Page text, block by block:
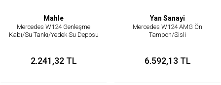
Mahle
Mercedes W124 Genleşme
Kabı/Su Tankı/Yedek Su Deposu
2.241,32 TL
Yan Sanayi
Mercedes W124 AMG Ön
Tampon/Sisli
6.592,13 TL